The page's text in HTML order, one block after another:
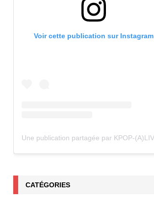
Voir cette publication sur Instagram
CATÉGORIES